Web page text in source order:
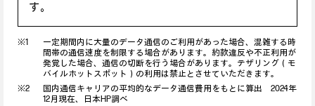
す。
一定期間内に大量のデータ通信のご利用があった場合、混雑する時
間帯の通信速度を制限する場合があります。約款違反や不正利用が
発覚した場合、通信の切断を行う場合があります。テザリング（モ
バイルホットスポット）の利用は禁止とさせていただきます。
国内通信キャリアの平均的なデータ通信費用をもとに算出 2024年
12月現在、日本HP調べ